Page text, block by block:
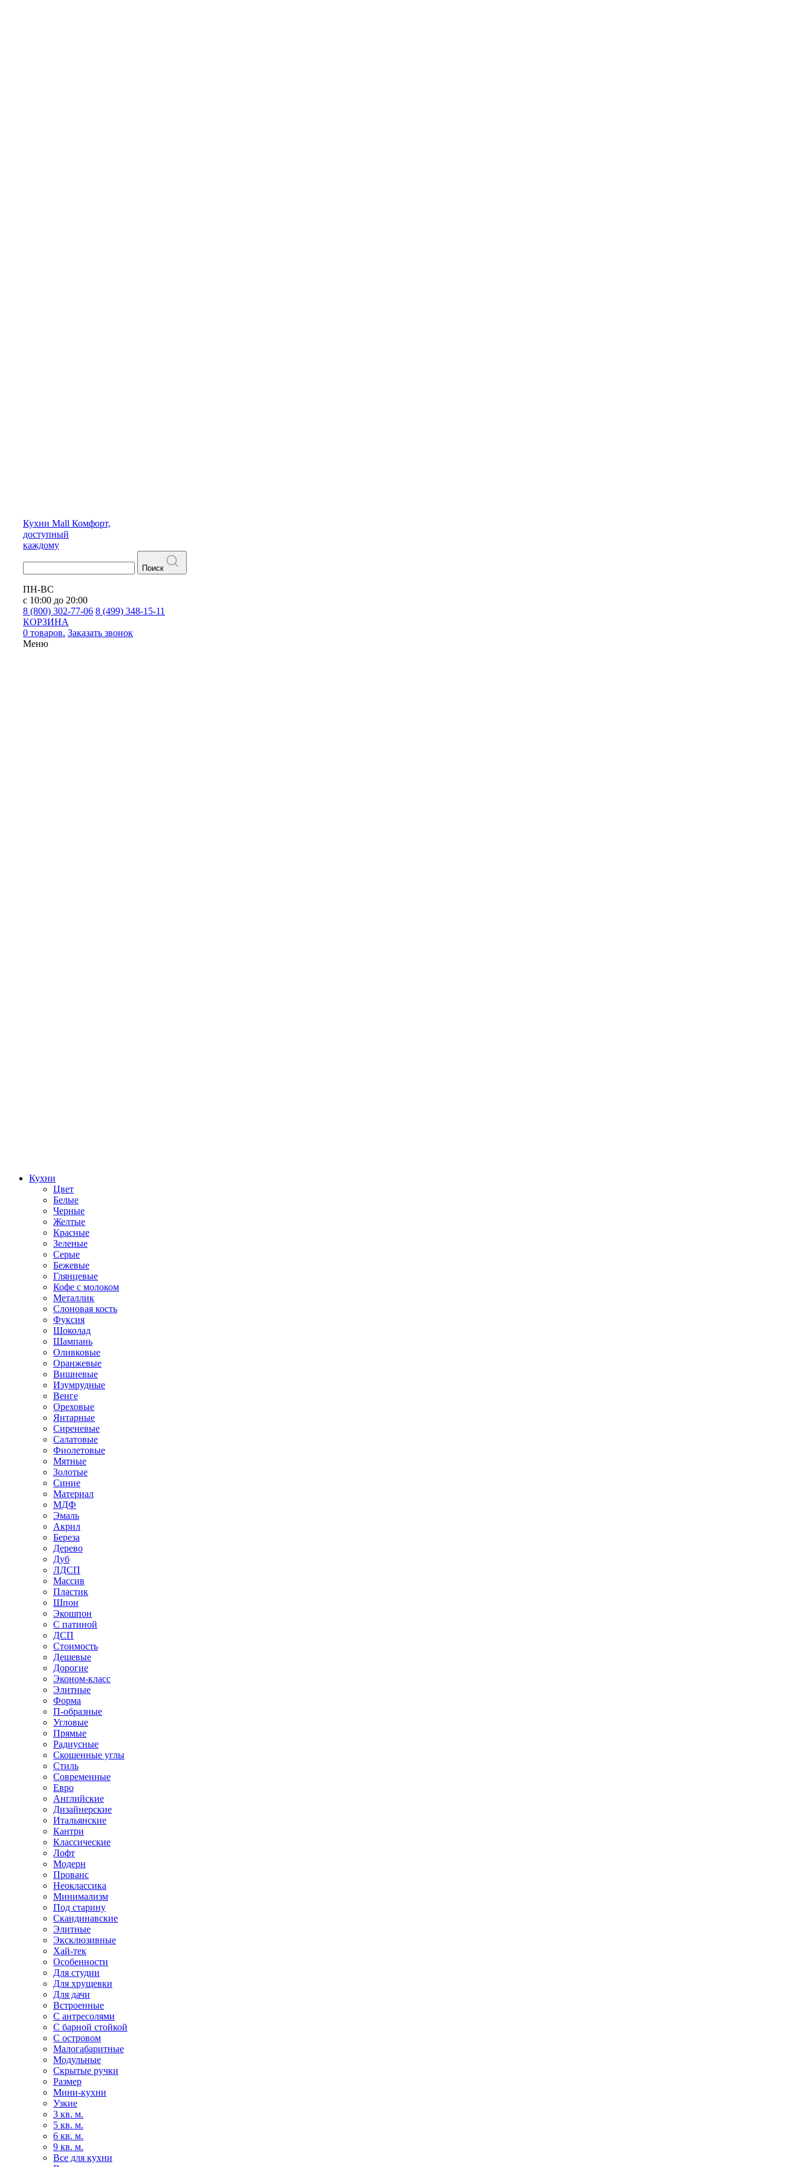
Кухни Mall Комфорт,
доступный
каждому
Поиск
ПН-ВС
с 10:00 до 20:00
8 (800) 302-77-06 8 (499) 348-15-11
КОРЗИНА
0 товаров. Заказать звонок
Меню
Кухни
Цвет
Белые
Черные
Желтые
Красные
Зеленые
Серые
Бежевые
Глянцевые
Кофе с молоком
Металлик
Слоновая кость
Фуксия
Шоколад
Шампань
Оливковые
Оранжевые
Вишневые
Изумрудные
Венге
Ореховые
Янтарные
Сиреневые
Салатовые
Фиолетовые
Мятные
Золотые
Синие
Материал
МДФ
Эмаль
Акрил
Береза
Дерево
Дуб
ЛДСП
Массив
Пластик
Шпон
Экошпон
С патиной
ДСП
Стоимость
Дешевые
Дорогие
Эконом-класс
Элитные
Форма
П-образные
Угловые
Прямые
Радиусные
Скошенные углы
Стиль
Современные
Евро
Английские
Дизайнерские
Итальянские
Кантри
Классические
Лофт
Модерн
Прованс
Неоклассика
Минимализм
Под старину
Скандинавские
Элитные
Эксклюзивные
Хай-тек
Особенности
Для студии
Для хрущевки
Для дачи
Встроенные
С антресолями
С барной стойкой
С островом
Малогабаритные
Модульные
Скрытые ручки
Размер
Мини-кухни
Узкие
3 кв. м.
5 кв. м.
6 кв. м.
9 кв. м.
Все для кухни